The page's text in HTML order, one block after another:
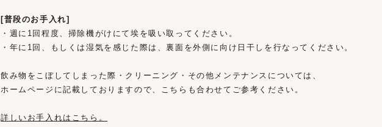
[普段のお手入れ]
・週に1回程度、掃除機がけにて埃を吸い取ってください。
・年に1回、もしくは湿気を感じた際は、裏面を外側に向け日干しを行なってください。
飲み物をこぼしてしまった際・クリーニング・その他メンテナンスについては、
ホームページに記載しておりますので、こちらも合わせてご参考ください。
詳しいお手入れはこちら。